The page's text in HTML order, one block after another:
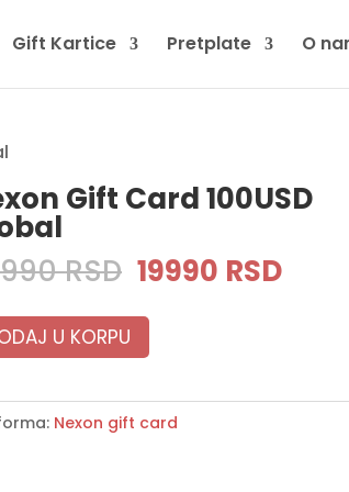
Gift Kartice Pretplate O
Gift Card 100USD
RSD Original
was:
25990 RSD.
19990 RSD
U KORPU
Nexon gift card